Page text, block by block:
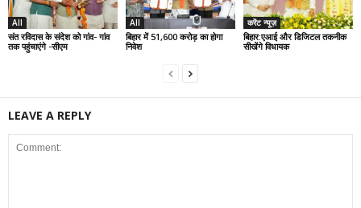
All
संत रविदास के संदेश को गांव- गांव
तक पहुंचाएंगे -सीएम
All
बिहार में 51,600 करोड़ का होगा
निवेश
करेंट न्यूज़
बिहार:एआई और डिजिटल तकनीक
सीखेंगे विधायक
LEAVE A REPLY